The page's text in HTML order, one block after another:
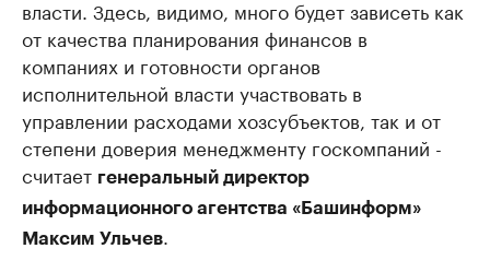
власти. Здесь, видимо, много будет зависеть как
от качества планирования финансов в
компаниях и готовности органов
исполнительной власти участвовать в
управлении расходами хозсубъектов, так и от
степени доверия менеджменту госкомпаний -
считает генеральный директор
информационного агентства «Башинформ»
Максим Ульчев.